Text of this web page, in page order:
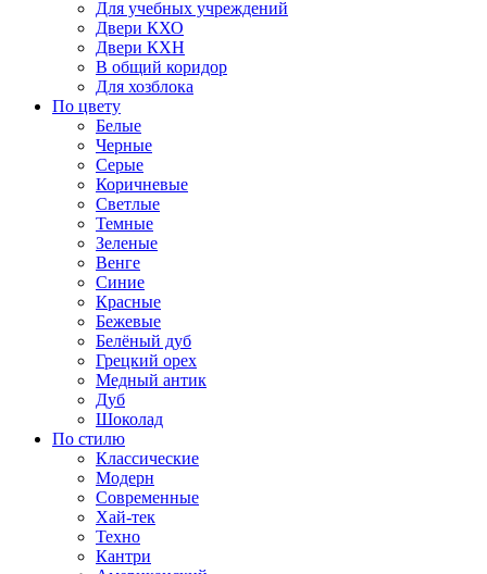
Для учебных учреждений
Двери КХО
Двери КХН
В общий коридор
Для хозблока
По цвету
Белые
Черные
Серые
Коричневые
Светлые
Темные
Зеленые
Венге
Синие
Красные
Бежевые
Белёный дуб
Грецкий орех
Медный антик
Дуб
Шоколад
По стилю
Классические
Модерн
Современные
Хай-тек
Техно
Кантри